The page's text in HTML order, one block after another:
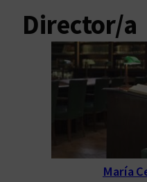
Director/a
María